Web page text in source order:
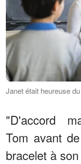
Janet était heureuse
"D'accord
Tom avant
bracelet à